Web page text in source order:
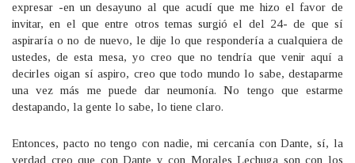
expresar -en un desayuno al que acudí que me hizo el favor de
invitar, en el que entre otros temas surgió el del 24- de que sí
aspiraría o no de nuevo, le dije lo que respondería a cualquiera de
ustedes, de esta mesa, yo creo que no tendría que venir aquí a
decirles oigan sí aspiro, creo que todo mundo lo sabe, destaparme
una vez más me puede dar neumonía. No tengo que estarme
destapando, la gente lo sabe, lo tiene claro.
Entonces, pacto no tengo con nadie, mi cercanía con Dante, sí, la
verdad creo que con Dante y con Morales Lechuga son con los